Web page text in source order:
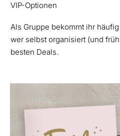
VIP-Optionen
Als Gruppe bekommt ihr
wer selbst organisiert (und
besten Deals.